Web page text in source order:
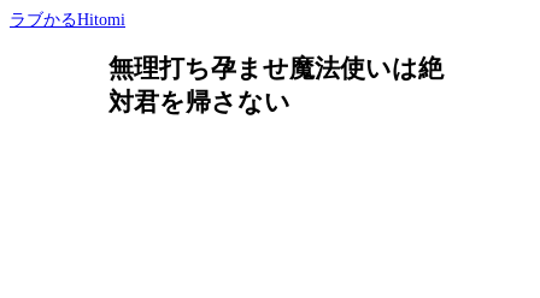
ラブかるHitomi
無理打ち孕ませ魔法使いは絶
対君を帰さない